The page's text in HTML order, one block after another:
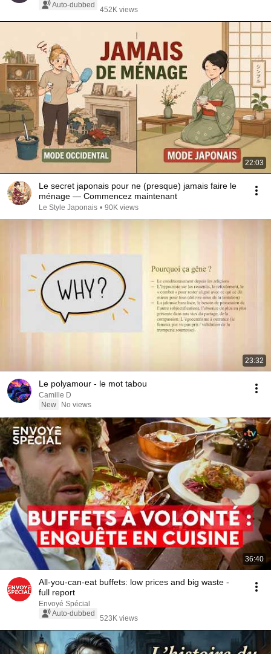
Auto-dubbed
452K views
22:03
Le secret japonais pour ne (presque) jamais faire le
ménage — Commencez maintenant
Le Style Japonais • 90K views
23:32
Le polyamour - le mot tabou
Camille D
New
No views
36:40
All-you-can-eat buffets: low prices and big waste -
full report
Envoyé Spécial
Auto-dubbed
523K views